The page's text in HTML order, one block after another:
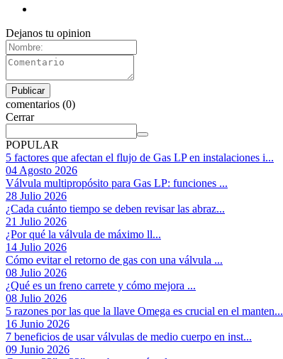
Dejanos tu opinion
comentarios (0)
Cerrar
POPULAR
5 factores que afectan el flujo de Gas LP en instalaciones i...
04 Agosto 2026
Válvula multipropósito para Gas LP: funciones ...
28 Julio 2026
¿Cada cuánto tiempo se deben revisar las abraz...
21 Julio 2026
¿Por qué la válvula de máximo ll...
14 Julio 2026
Cómo evitar el retorno de gas con una válvula ...
08 Julio 2026
¿Qué es un freno carrete y cómo mejora ...
08 Julio 2026
5 razones por las que la llave Omega es crucial en el manten...
16 Junio 2026
7 beneficios de usar válvulas de medio cuerpo en inst...
09 Junio 2026